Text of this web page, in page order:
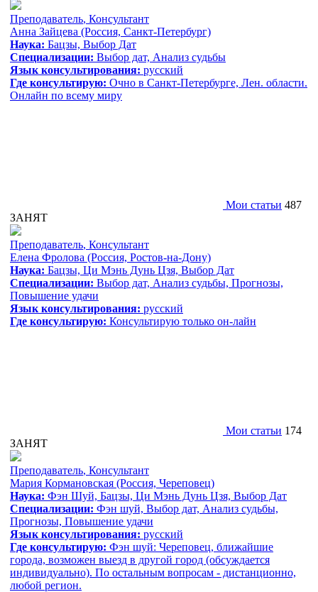
Преподаватель, Консультант
Анна Зайцева (Россия, Санкт-Петербург)
Наука: Бацзы, Выбор Дат
Специализации: Выбор дат, Анализ судьбы
Язык консультирования: русский
Где консультирую: Очно в Санкт-Петербурге, Лен. области.
Онлайн по всему миру
Мои статьи 487
ЗАНЯТ
Преподаватель, Консультант
Елена Фролова (Россия, Ростов-на-Дону)
Наука: Бацзы, Ци Мэнь Дунь Цзя, Выбор Дат
Специализации: Выбор дат, Анализ судьбы, Прогнозы,
Повышение удачи
Язык консультирования: русский
Где консультирую: Консультирую только он-лайн
Мои статьи 174
ЗАНЯТ
Преподаватель, Консультант
Мария Кормановская (Россия, Череповец)
Наука: Фэн Шуй, Бацзы, Ци Мэнь Дунь Цзя, Выбор Дат
Специализации: Фэн шуй, Выбор дат, Анализ судьбы,
Прогнозы, Повышение удачи
Язык консультирования: русский
Где консультирую: Фэн шуй: Череповец, ближайшие
города, возможен выезд в другой город (обсуждается
индивидуально). По остальным вопросам - дистанционно,
любой регион.